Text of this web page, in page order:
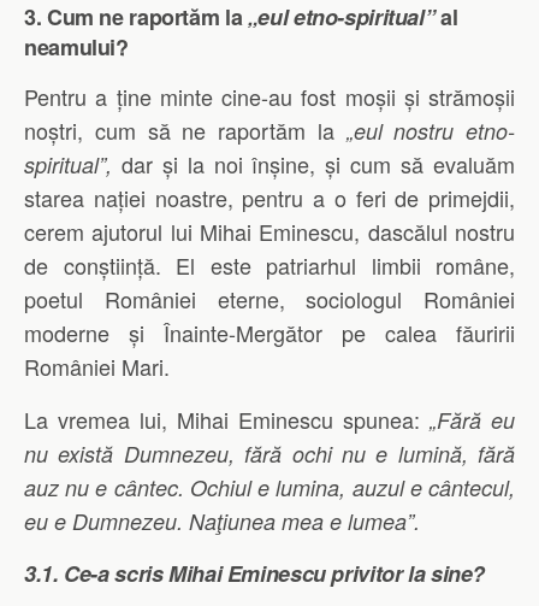
3. Cum ne raportăm la„eul etno-spiritual”al
neamului?
Pentru a ține minte cine-au fost moșii și strămoșii
noștri, cum să ne raportăm la „eul nostru etno-
spiritual”, dar și la noi înșine, și cum să evaluăm
starea nației noastre, pentru a o feri de primejdii,
cerem ajutorul lui Mihai Eminescu, dascălul nostru
de conștiință. El este patriarhul limbii române,
poetul României eterne, sociologul României
moderne și Înainte-Mergător pe calea făuririi
României Mari.
La vremea lui, Mihai Eminescu spunea: „Fără eu
nu există Dumnezeu, fără ochi nu e lumină, fără
auz nu e cântec. Ochiul e lumina, auzul e cântecul,
eu e Dumnezeu. Naţiunea mea e lumea”.
3.1. Ce-a scris Mihai Eminescu privitor la sine?